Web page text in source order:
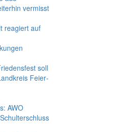
vermisst
reagiert auf
soll
Feier­
AWO